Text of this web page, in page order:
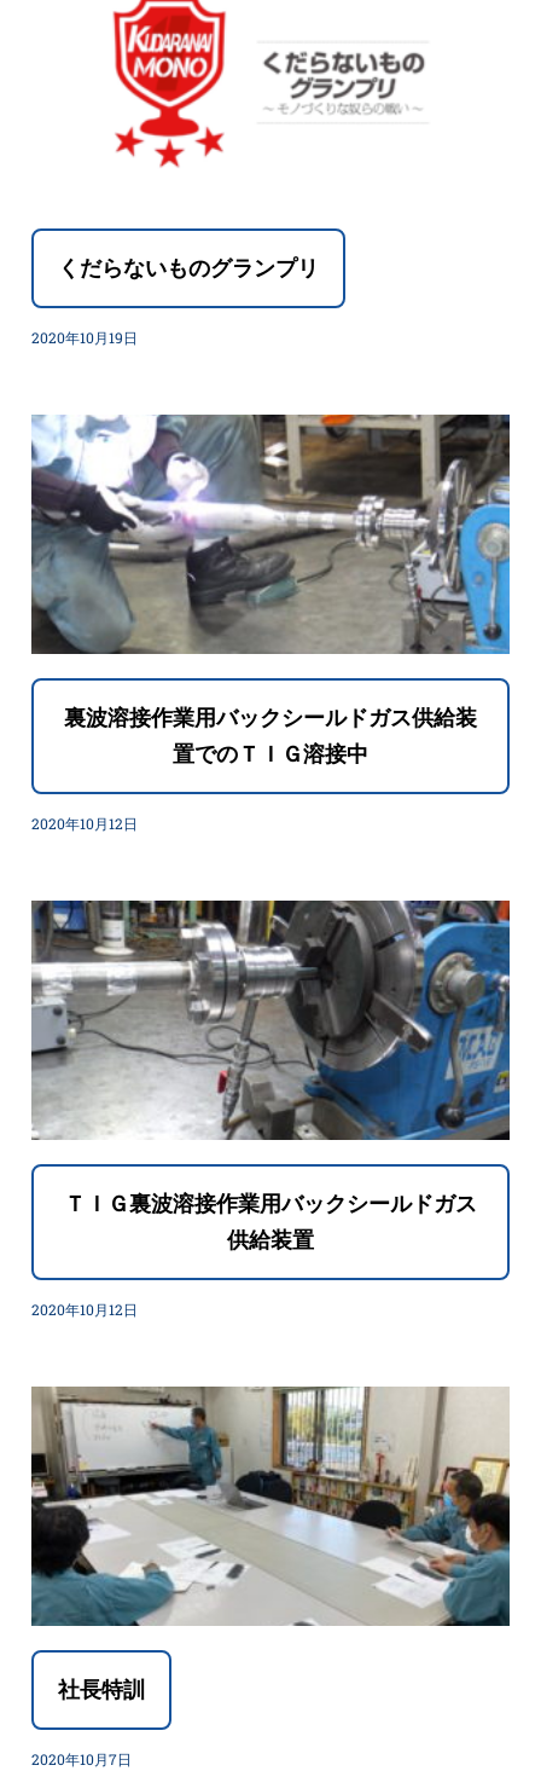
くだらないものグランプリ
2020年10月19日
裏波溶接作業用バックシールドガス供給装
置でのＴＩＧ溶接中
2020年10月12日
ＴＩＧ裏波溶接作業用バックシールドガス
供給装置
2020年10月12日
社長特訓
2020年10月7日